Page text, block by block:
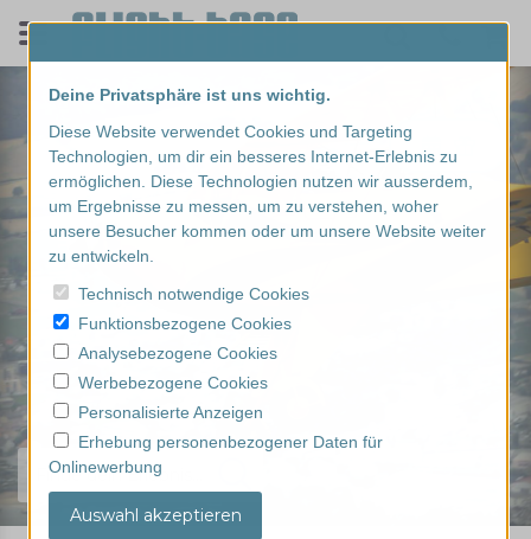
Finde dein Erlebnis...
Deine Privatsphäre ist uns wichtig.
Diese Website verwendet Cookies und Targeting
Technologien, um dir ein besseres Internet-Erlebnis zu
ermöglichen. Diese Technologien nutzen wir ausserdem,
um Ergebnisse zu messen, um zu verstehen, woher
unsere Besucher kommen oder um unsere Website weiter
zu entwickeln.
Technisch notwendige Cookies
Funktionsbezogene Cookies
Analysebezogene Cookies
Werbebezogene Cookies
Personalisierte Anzeigen
Erhebung personenbezogener Daten für
Onlinewerbung